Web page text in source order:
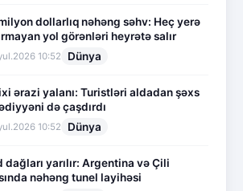
dollarlıq nəhəng səhv: Heç yerə
yol görənləri heyrətə salır
10:52 Dünya
ərazi yalanı: Turistləri aldadan şəxs
də çaşdırdı
10:52 Dünya
dağları yarılır: Argentina və Çili
nəhəng tunel layihəsi